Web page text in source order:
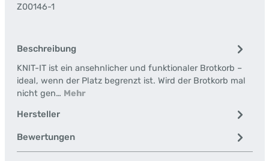
Z00146-1
Beschreibung
KNIT-IT ist ein ansehnlicher und funktionaler Brotkorb –
ideal, wenn der Platz begrenzt ist. Wird der Brotkorb mal
nicht gen… Mehr
Hersteller
Bewertungen